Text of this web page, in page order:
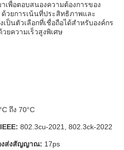
เพื่อตอบสนองความต้องการของ
วยการเน้นที่ประสิทธิภาพและ
นตัวเลือกที่เชื่อถือได้สำหรับองค์กร
ยความเร็วสูงพิเศษ
ถึง 70°C
802.3cu-2021, 802.3ck-2022
งส่งสัญญาณ: 17ps